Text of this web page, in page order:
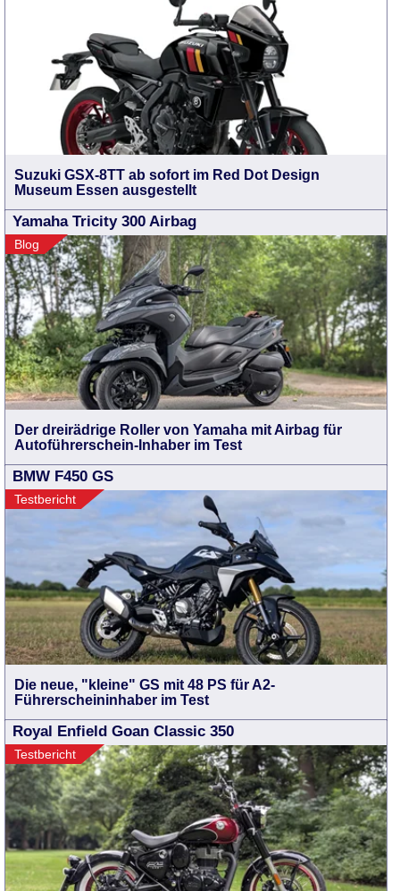
Suzuki GSX-8TT ab sofort im Red Dot Design
Museum Essen ausgestellt
Yamaha Tricity 300 Airbag
Blog
Der dreirädrige Roller von Yamaha mit Airbag für
Autoführerschein-Inhaber im Test
BMW F450 GS
Testbericht
Die neue, "kleine" GS mit 48 PS für A2-
Führerscheininhaber im Test
Royal Enfield Goan Classic 350
Testbericht